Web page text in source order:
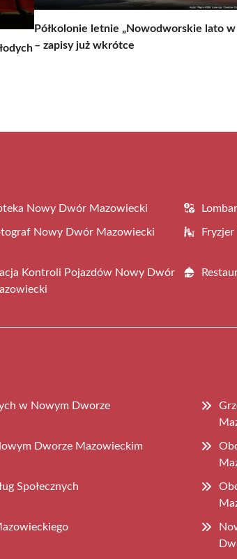
Półkolonie letnie „Nowodworskie lato
– zapisy już wkrótce
Nowy Dwór Mazowiecki
Nowy Dwór Mazowiecki
Kontroli Pojazdów Nowy Dwór
w Nowym Dworze
Dworze Mazowieckim
Społecznych